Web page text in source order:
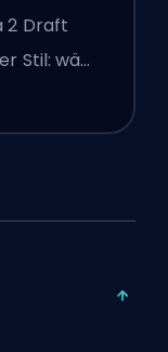
2 Draft
Stil: wä…